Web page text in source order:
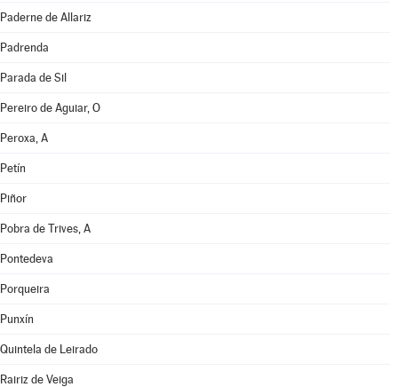
Paderne de Allariz
Padrenda
Parada de Sil
Pereiro de Aguiar, O
Peroxa, A
Petín
Piñor
Pobra de Trives, A
Pontedeva
Porqueira
Punxín
Quintela de Leirado
Rairiz de Veiga